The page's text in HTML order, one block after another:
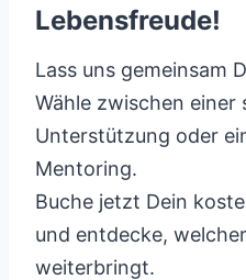
Lebensfreude!
Lass uns gemeinsam
Wähle zwischen einer
Unterstützung oder
Mentoring.
Buche jetzt Dein
und entdecke,
weiterbringt.